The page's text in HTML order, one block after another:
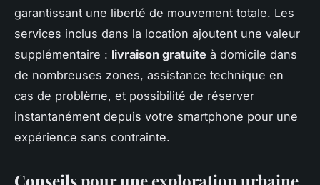
garantissant une liberté de mouvement totale. Les
services inclus dans la location ajoutent une valeur
supplémentaire : livraison gratuite à domicile dans
de nombreuses zones, assistance technique en
cas de problème, et possibilité de réserver
instantanément depuis votre smartphone pour une
expérience sans contrainte.
Conseils pour une exploration urbaine